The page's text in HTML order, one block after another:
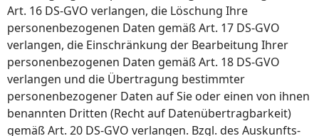
Art. 16 DS-GVO verlangen, die Löschung Ihre
personenbezogenen Daten gemäß Art. 17 DS-GVO
verlangen, die Einschränkung der Bearbeitung Ihrer
personenbezogenen Daten gemäß Art. 18 DS-GVO
verlangen und die Übertragung bestimmter
personenbezogener Daten auf Sie oder einen von ihnen
benannten Dritten (Recht auf Datenübertragbarkeit)
gemäß Art. 20 DS-GVO verlangen. Bzgl. des Auskunfts-